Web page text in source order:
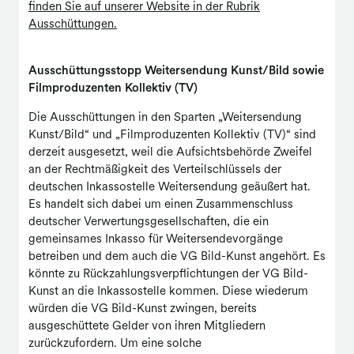
finden Sie auf unserer Website in der Rubrik
Ausschüttungen.
Ausschüttungsstopp Weitersendung Kunst/Bild sowie
Filmproduzenten Kollektiv (TV)
Die Ausschüttungen in den Sparten „Weitersendung
Kunst/Bild“ und „Filmproduzenten Kollektiv (TV)“ sind
derzeit ausgesetzt, weil die Aufsichtsbehörde Zweifel
an der Rechtmäßigkeit des Verteilschlüssels der
deutschen Inkassostelle Weitersendung geäußert hat.
Es handelt sich dabei um einen Zusammenschluss
deutscher Verwertungsgesellschaften, die ein
gemeinsames Inkasso für Weitersendevorgänge
betreiben und dem auch die VG Bild-Kunst angehört. Es
könnte zu Rückzahlungsverpflichtungen der VG Bild-
Kunst an die Inkassostelle kommen. Diese wiederum
würden die VG Bild-Kunst zwingen, bereits
ausgeschüttete Gelder von ihren Mitgliedern
zurückzufordern. Um eine solche